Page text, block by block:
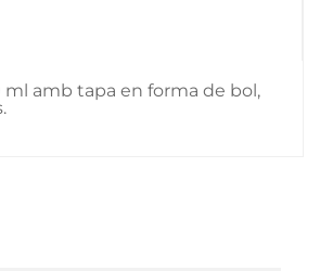
amb tapa en forma de bol,